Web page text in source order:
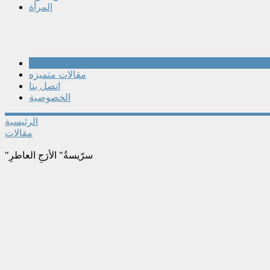
المرأة
مقالات متميزه
اتصل بنا
الخصوصية
الرئيسية
مقالات
"سرّيسةُ" الأرَجِ العاطرِ